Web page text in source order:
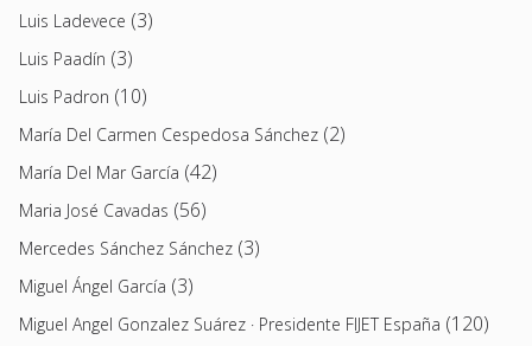
Luis Ladevece (3)
Luis Paadín (3)
Luis Padron (10)
María Del Carmen Cespedosa Sánchez (2)
María Del Mar García (42)
Maria José Cavadas (56)
Mercedes Sánchez Sánchez (3)
Miguel Ángel García (3)
Miguel Angel Gonzalez Suárez · Presidente FIJET España (120)